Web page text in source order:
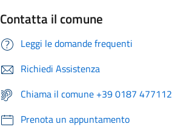
Contatta il comune
Leggi le domande frequenti
Richiedi Assistenza
Chiama il comune +39 0187 477112
Prenota un appuntamento